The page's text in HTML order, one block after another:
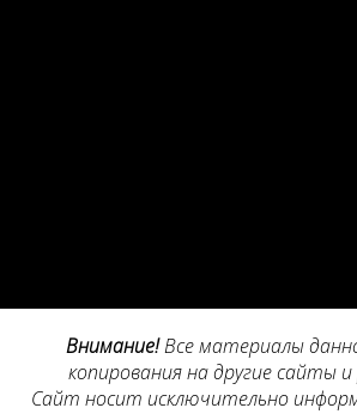
Внимание!Все материалы
копирования на другие сайты
Сайт носит исключительно